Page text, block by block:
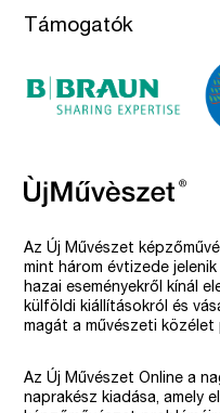
Támogatók
Az Új Művészet
mint három évtizede
hazai eseményekről kínál
külföldi kiállításokról és
magát a művészeti közélet
Az Új Művészet Online a
naprakész kiadása, amely